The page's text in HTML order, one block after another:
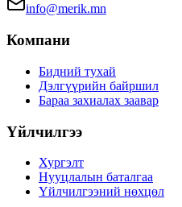
info@merik.mn
Компани
Бидний тухай
Дэлгүүрийн байршил
Бараа захиалах заавар
Үйлчилгээ
Хургэлт
Нууцлалын баталгаа
Үйлчилгээний нөхцөл